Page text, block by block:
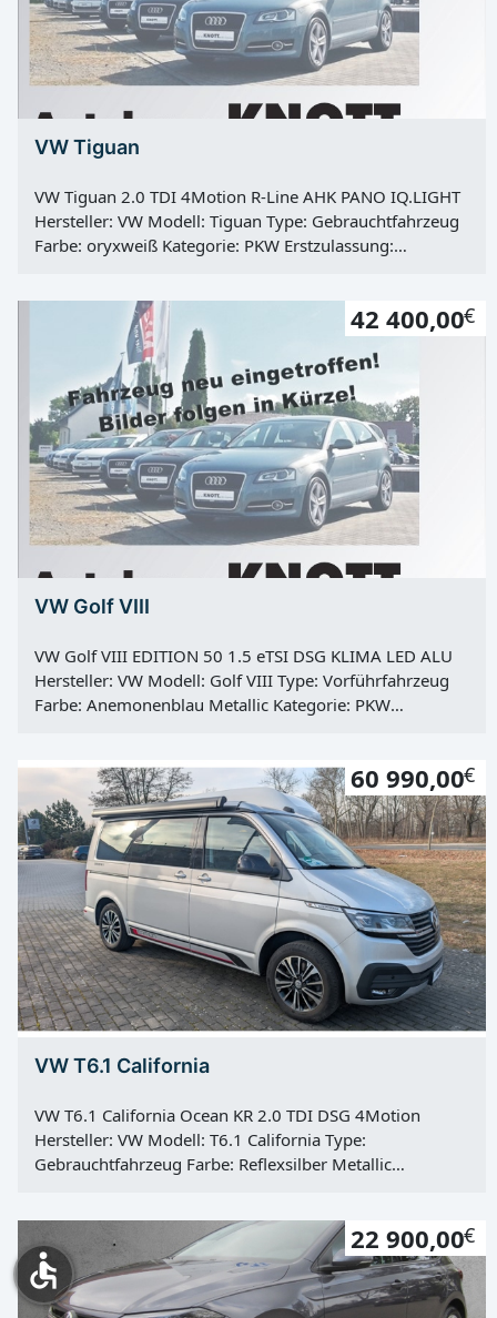
VW Tiguan
VW Tiguan 2.0 TDI 4Motion R-Line AHK PANO IQ.LIGHT
Hersteller: VW Modell: Tiguan Type: Gebrauchtfahrzeug
Farbe: oryxweiß Kategorie: PKW Erstzulassung:
142 KW / 193 PS Getriebe: Automatik Antrieb:
Allradantrieb Hu: 01.03.2028 Vorbesitzer: 2
42 400,00€
VW Golf VIII
VW Golf VIII EDITION 50 1.5 eTSI DSG KLIMA LED ALU
Hersteller: VW Modell: Golf VIII Type: Vorführfahrzeug
Farbe: Anemonenblau Metallic Kategorie: PKW
1498 ccm Leistung: 110 KW / 150 PS Getriebe:
Automatik Antrieb: Frontantrieb Hu: 01.06.2027
Vorbesitzer: 1
60 990,00€
VW T6.1 California
VW T6.1 California Ocean KR 2.0 TDI DSG 4Motion
Hersteller: VW Modell: T6.1 California Type:
Gebrauchtfahrzeug Farbe: Reflexsilber Metallic
Kraftstoff: Diesel Hubraum: 1968 ccm Leistung: 150 KW
/ 204 PS Getriebe: Automatik Antrieb: Allradantrieb Hu:
01.03.2027 Vorbesitzer: 1
22 900,00€
accessible